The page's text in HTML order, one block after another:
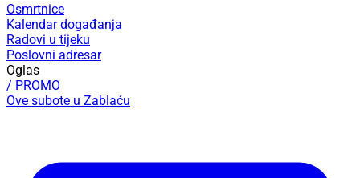
Osmrtnice
Kalendar događanja
Radovi u tijeku
Poslovni adresar
Oglas
/ PROMO
Ove subote u Zablaću